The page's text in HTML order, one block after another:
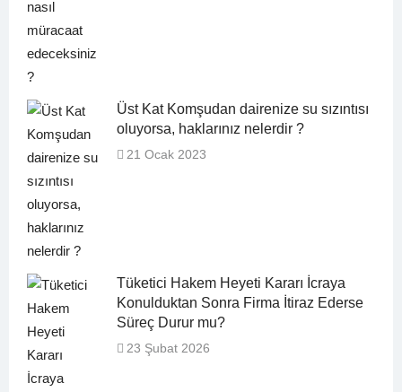
Üst Kat Komşudan dairenize su sızıntısı
oluyorsa, haklarınız nelerdir ?
21 Ocak 2023
Tüketici Hakem Heyeti Kararı İcraya
Konulduktan Sonra Firma İtiraz Ederse
Süreç Durur mu?
23 Şubat 2026